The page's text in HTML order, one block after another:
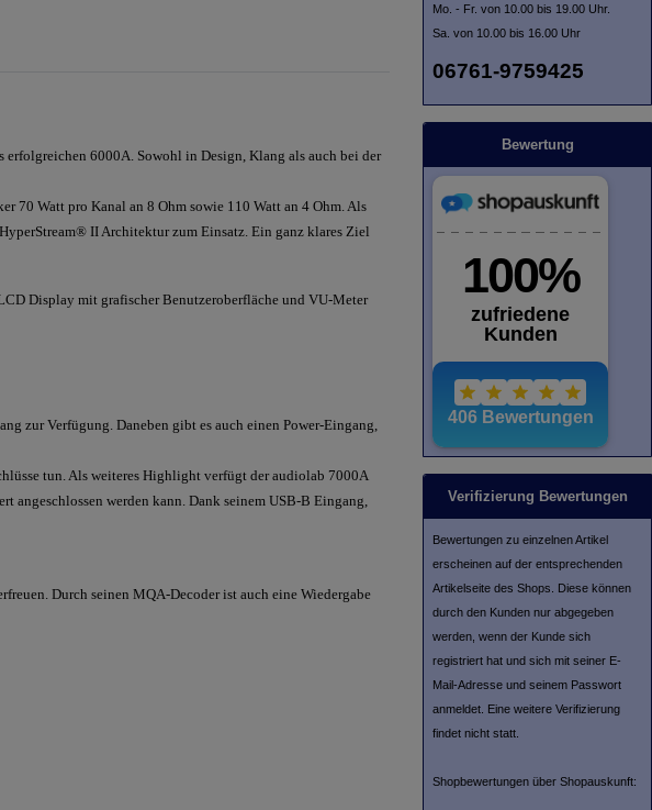
6000A. Sowohl in Design, Klang als auch bei der
70 Watt pro Kanal an 8 Ohm sowie 110 Watt an 4 Ohm. Als
II Architektur zum Einsatz. Ein ganz klares Ziel
Display mit grafischer Benutzeroberfläche und VU-Meter
zur Verfügung. Daneben gibt es auch einen Power-Eingang,
tun. Als weiteres Highlight verfügt der audiolab 7000A
angeschlossen werden kann. Dank seinem USB-B Eingang,
Durch seinen MQA-Decoder ist auch eine Wiedergabe
Mo. - Fr. von 10.00 bis 19.00 Uhr.
Sa. von 10.00 bis 16.00 Uhr
06761-9759425
Bewertung
Verifizierung Bewertungen
Bewertungen zu einzelnen Artikel
erscheinen auf der entsprechenden
Artikelseite des Shops. Diese können
durch den Kunden nur abgegeben
werden, wenn der Kunde sich
registriert hat und sich mit seiner E-
Mail-Adresse und seinem Passwort
anmeldet. Eine weitere Verifizierung
findet nicht statt.
Shopbewertungen über Shopauskunft: